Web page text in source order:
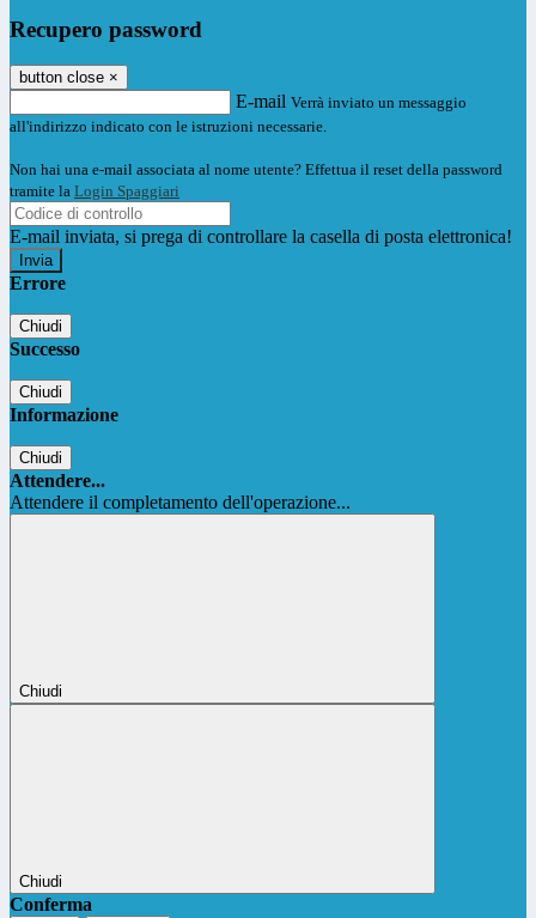
Recupero password
button close ×
E-mail Verrà inviato un messaggio
all'indirizzo indicato con le istruzioni necessarie.
Non hai una e-mail associata al nome utente? Effettua il reset della password
tramite la Login Spaggiari
E-mail inviata, si prega di controllare la casella di posta elettronica!
Errore
Chiudi
Successo
Chiudi
Informazione
Chiudi
Attendere...
Attendere il completamento dell'operazione...
Chiudi
Chiudi
Conferma